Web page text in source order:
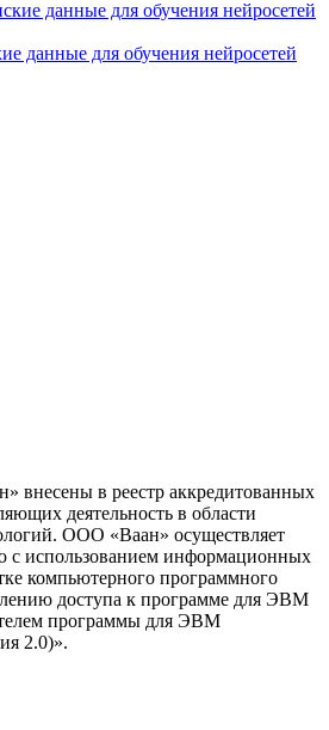
данные для обучения нейросетей
внесены в реестр аккредитованных
деятельность в области
ООО «Ваан» осуществляет
с использованием информационных
компьютерного программного
доступа к программе для ЭВМ
программы для ЭВМ
2.0)».